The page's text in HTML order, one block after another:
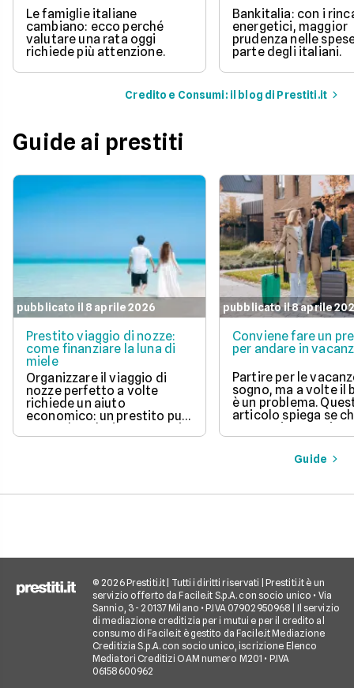
Le famiglie italiane
cambiano: ecco perché
valutare una rata oggi
richiede più attenzione.
Bankitalia: con i
energetici, maggior
prudenza nelle
parte degli italiani.
Credito e Consumi: il blog di Prestiti.it
Guide ai prestiti
pubblicato il 8 aprile 2026
Prestito viaggio di nozze:
come finanziare la luna di
miele
Organizzare il viaggio di
nozze perfetto a volte
richiede un aiuto
economico: un prestito può
come funziona, quali tipi ci
pubblicato il 8 aprile
Conviene fare un
per andare in
Partire per le
sogno, ma a volte il
è un problema.
articolo spiega se
una buona idea,
vantaggi come la
di partire subito e
pagare. Scopri
Guide
© 2026 Prestiti.it | Tutti i diritti riservati | Prestiti.it è un
servizio offerto da Facile.it S.p.A. con socio unico • Via
Sannio, 3 - 20137 Milano • P.IVA 07902950968 | Il servizio
di mediazione creditizia per i mutui e per il credito al
consumo di Facile.it è gestito da Facile.it Mediazione
Creditizia S.p.A. con socio unico, iscrizione Elenco
Mediatori Creditizi OAM numero M201 • P.IVA
06158600962